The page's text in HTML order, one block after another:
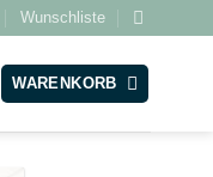
Wunschliste
WARENKORB